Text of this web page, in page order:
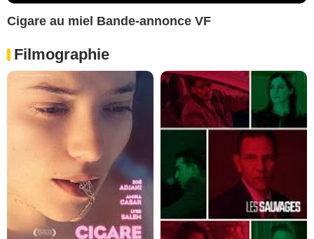
Cigare au miel Bande-annonce VF
Filmographie